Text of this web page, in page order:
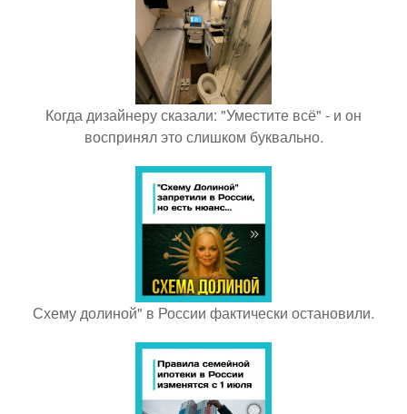
Когда дизайнеру сказали: "Уместите всё" - и он
воспринял это слишком буквально.
Схему долиной" в России фактически остановили.